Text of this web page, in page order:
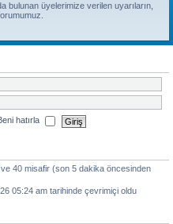
bulunan üyelerimize verilen uyarıların,
hatırla
ve 40 misafir (son 5 dakika öncesinden
05:24 am tarihinde çevrimiçi oldu